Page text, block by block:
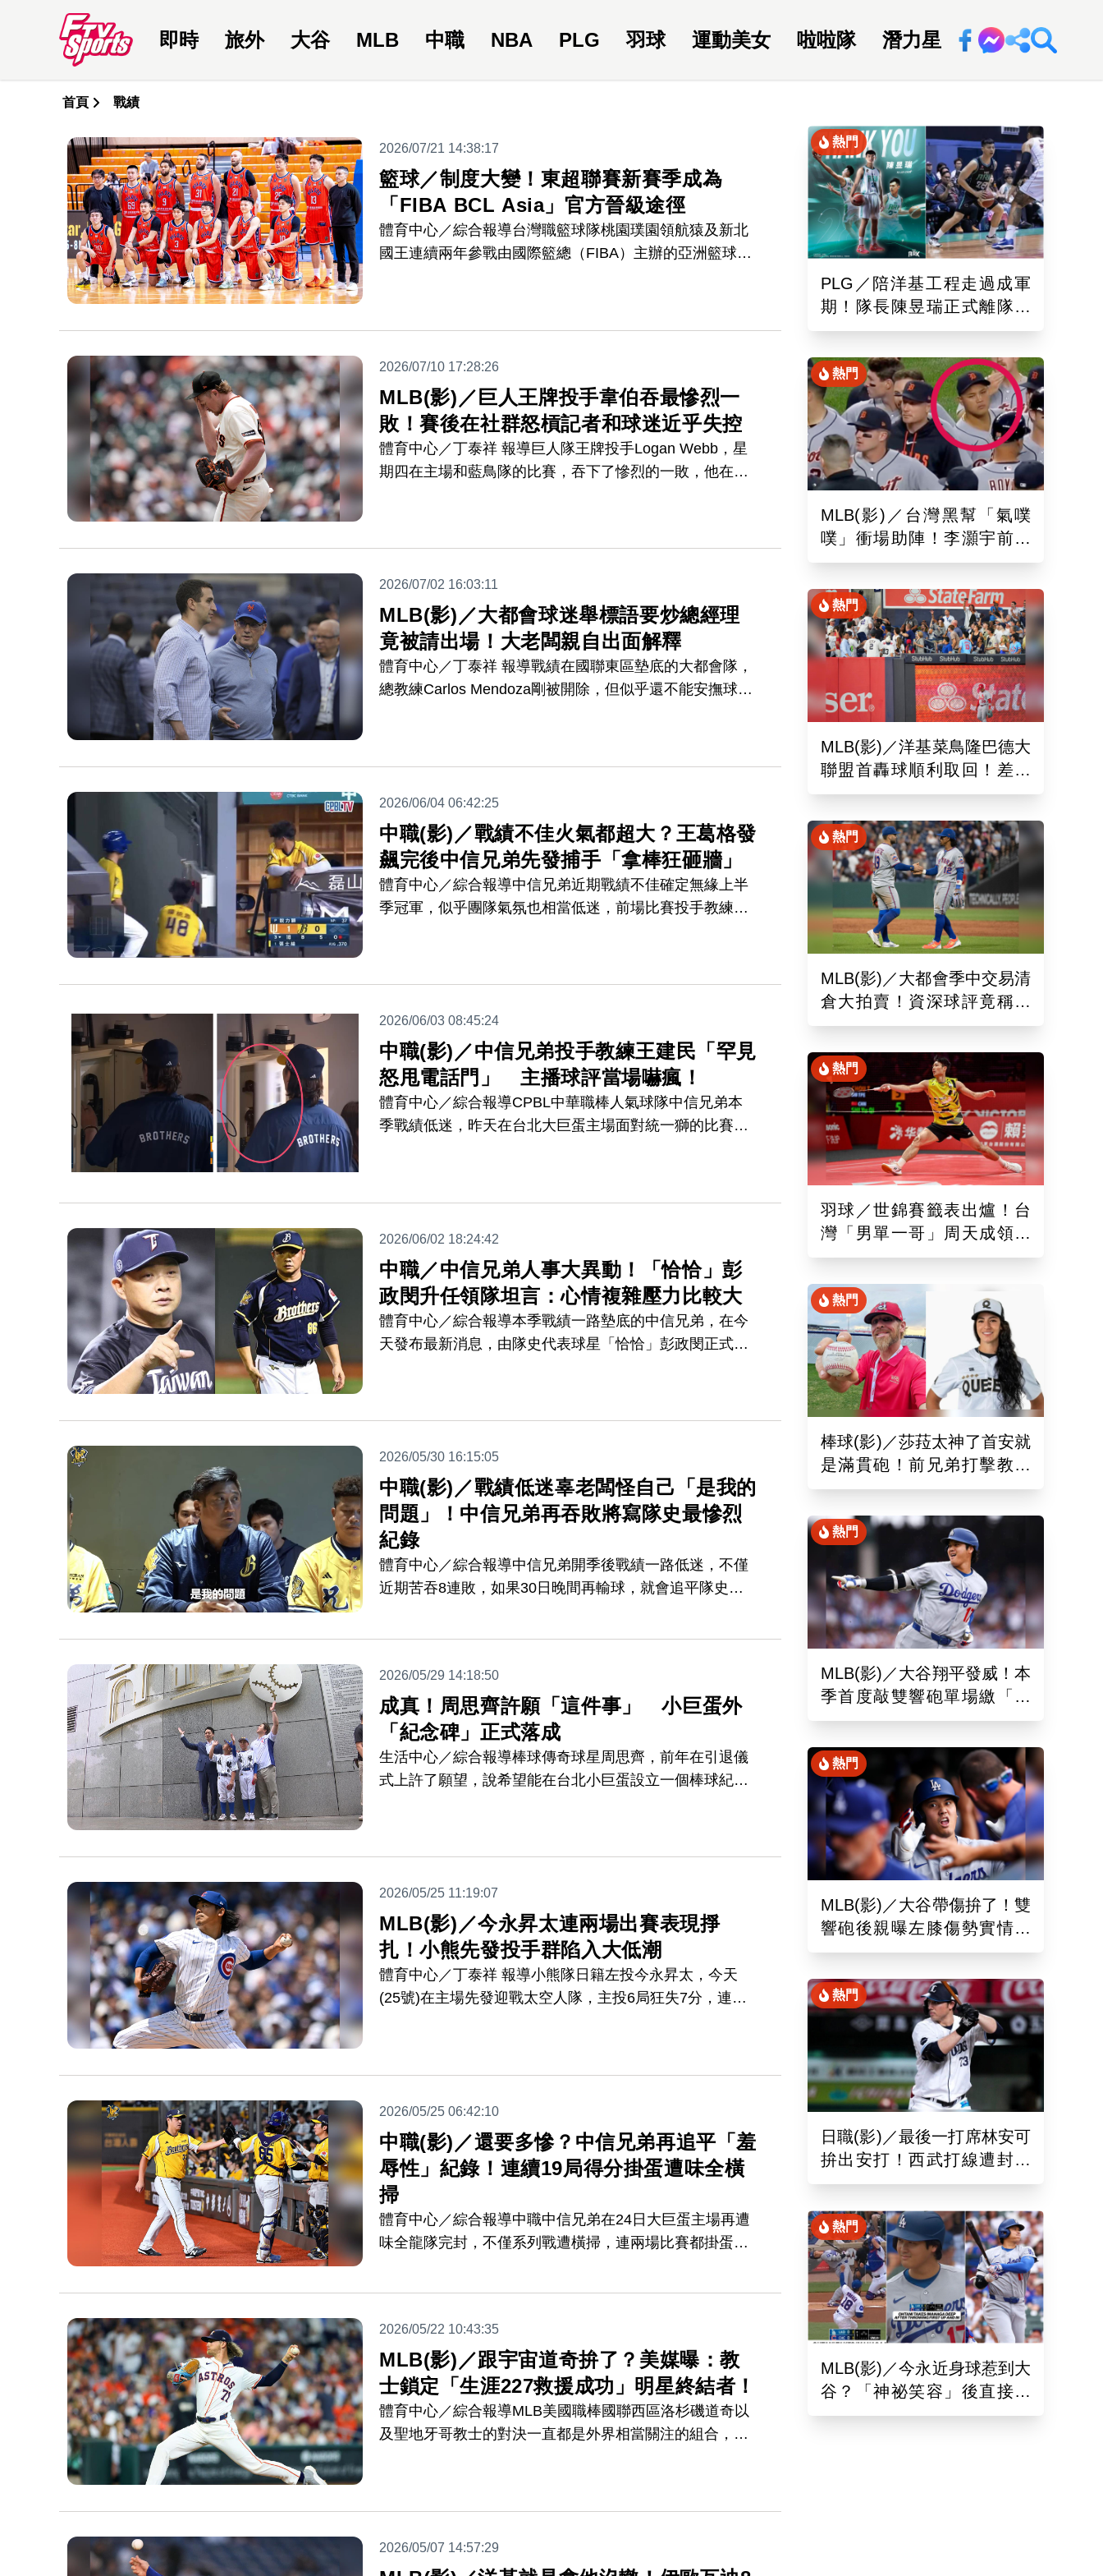
即時 旅外 大谷 MLB 中職 NBA PLG 羽球 運動美女 啦啦隊 潛力星 回新聞網
首頁 戰績
2026/07/21 14:38:17
籃球／制度大變！東超聯賽新賽季成為
「FIBA BCL Asia」官方晉級途徑
體育中心／綜合報導台灣職籃球隊桃園璞園領航猿及新北
國王連續兩年參戰由國際籃總（FIBA）主辦的亞洲籃球冠
生三支取得門票的球隊，間接提升東超成績的重要性，具
有指標性意義。
2026/07/10 17:28:26
MLB(影)／巨人王牌投手韋伯吞最慘烈一
敗！賽後在社群怒槓記者和球迷近乎失控
體育中心／丁泰祥 報導巨人隊王牌投手Logan Webb，星
期四在主場和藍鳥隊的比賽，吞下了慘烈的一敗，他在一
親上火線反擊，怒槓記者和球迷。
2026/07/02 16:03:11
MLB(影)／大都會球迷舉標語要炒總經理
竟被請出場！大老闆親自出面解釋
體育中心／丁泰祥 報導戰績在國聯東區墊底的大都會隊，
總教練Carlos Mendoza剛被開除，但似乎還不能安撫球
2026/06/04 06:42:25
中職(影)／戰績不佳火氣都超大？王葛格發
飆完後中信兄弟先發捕手「拿棒狂砸牆」
體育中心／綜合報導中信兄弟近期戰績不佳確定無緣上半
季冠軍，似乎團隊氣氛也相當低迷，前場比賽投手教練王
2026/06/03 08:45:24
中職(影)／中信兄弟投手教練王建民「罕見
怒甩電話門」 主播球評當場嚇瘋！
體育中心／綜合報導CPBL中華職棒人氣球隊中信兄弟本
季戰績低迷，昨天在台北大巨蛋主場面對統一獅的比賽
2026/06/02 18:24:42
中職／中信兄弟人事大異動！「恰恰」彭
政閔升任領隊坦言：心情複雜壓力比較大
體育中心／綜合報導本季戰績一路墊底的中信兄弟，在今
天發布最新消息，由隊史代表球星「恰恰」彭政閔正式升
2026/05/30 16:15:05
中職(影)／戰績低迷辜老闆怪自己「是我的
問題」！中信兄弟再吞敗將寫隊史最慘烈
紀錄
體育中心／綜合報導中信兄弟開季後戰績一路低迷，不僅
近期苦吞8連敗，如果30日晚間再輸球，就會追平隊史最
們的問題，是我的問題。」
2026/05/29 14:18:50
成真！周思齊許願「這件事」 小巨蛋外
「紀念碑」正式落成
生活中心／綜合報導棒球傳奇球星周思齊，前年在引退儀
式上許了願望，說希望能在台北小巨蛋設立一個棒球紀念
2026/05/25 11:19:07
MLB(影)／今永昇太連兩場出賽表現掙
扎！小熊先發投手群陷入大低潮
體育中心／丁泰祥 報導小熊隊日籍左投今永昇太，今天
(25號)在主場先發迎戰太空人隊，主投6局狂失7分，連兩
2026/05/25 06:42:10
中職(影)／還要多慘？中信兄弟再追平「羞
辱性」紀錄！連續19局得分掛蛋遭味全橫
掃
體育中心／綜合報導中職中信兄弟在24日大巨蛋主場再遭
味全龍隊完封，不僅系列戰遭橫掃，連兩場比賽都掛蛋也
2026/05/22 10:43:35
MLB(影)／跟宇宙道奇拚了？美媒曝：教
士鎖定「生涯227救援成功」明星終結者！
體育中心／綜合報導MLB美國職棒國聯西區洛杉磯道奇以
及聖地牙哥教士的對決一直都是外界相當關注的組合，根
2026/05/07 14:57:29
熱門
PLG／陪洋基工程走過成軍
期！隊長陳昱瑞正式離隊
球團：感謝全力付出與貢獻
熱門
MLB(影)／台灣黑幫「氣噗
噗」衝場助陣！李灝宇前輩
遭觸身球「引爆大場面」
熱門
MLB(影)／洋基菜鳥隆巴德大
聯盟首轟球順利取回！差點
落入麻煩人物手中
熱門
MLB(影)／大都會季中交易清
倉大拍賣！資深球評竟稱送
出的球員都是「垃圾」
熱門
羽球／世錦賽籤表出爐！台
灣「男單一哥」周天成領軍
率15組台將遠赴印度拚戰
熱門
棒球(影)／莎菈太神了首安就
是滿貫砲！前兄弟打擊教練
締造美國女子職棒聯盟紀錄
熱門
MLB(影)／大谷翔平發威！本
季首度敲雙響砲單場繳「猛
打賞」！道奇依舊苦吞6連敗
熱門
MLB(影)／大谷帶傷拚了！雙
響砲後親曝左膝傷勢實情
「一句話」揭堅持不休兵主
熱門
日職(影)／最後一打席林安可
拚出安打！西武打線遭封鎖
0：8不敵羅德吞2連敗
熱門
MLB(影)／今永近身球惹到大
谷？「神祕笑容」後直接開
轟 日球迷：這笑壓迫感太